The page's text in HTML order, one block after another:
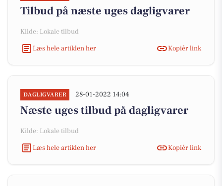
Tilbud på næste uges dagligvarer
Kilde: Lokale tilbud
Læs hele artiklen her
Kopiér link
DAGLIGVARER 28-01-2022 14:04
Næste uges tilbud på dagligvarer
Kilde: Lokale tilbud
Læs hele artiklen her
Kopiér link